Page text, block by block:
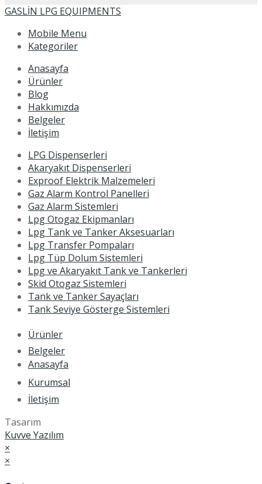
GASLİN LPG EQUIPMENTS
Mobile Menu
Kategoriler
Anasayfa
Ürünler
Blog
Hakkımızda
Belgeler
İletişim
LPG Dispenserleri
Akaryakıt Dispenserleri
Exproof Elektrik Malzemeleri
Gaz Alarm Kontrol Panelleri
Gaz Alarm Sistemleri
Lpg Otogaz Ekipmanları
Lpg Tank ve Tanker Aksesuarları
Lpg Transfer Pompaları
Lpg Tüp Dolum Sistemleri
Lpg ve Akaryakıt Tank ve Tankerleri
Skid Otogaz Sistemleri
Tank ve Tanker Sayaçları
Tank Seviye Gösterge Sistemleri
Ürünler
Belgeler
Anasayfa
Kurumsal
İletişim
Tasarım
Kuvve Yazılım
×
×